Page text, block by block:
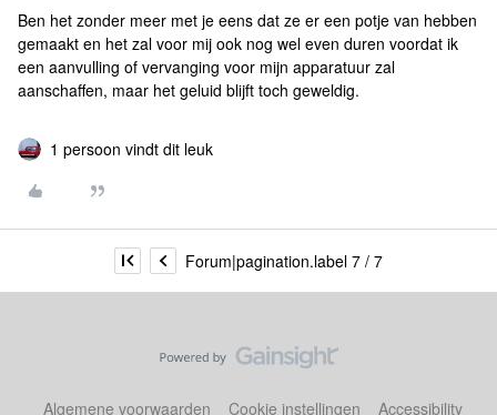
Ben het zonder meer met je eens dat ze er een potje van hebben
gemaakt en het zal voor mij ook nog wel even duren voordat ik
een aanvulling of vervanging voor mijn apparatuur zal
aanschaffen, maar het geluid blijft toch geweldig.
1 persoon vindt dit leuk
Forum|pagination.label 7 / 7
Algemene voorwaarden Cookie instellingen Accessibility